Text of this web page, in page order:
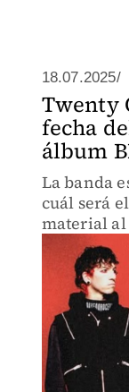
18.07.2025/
Twenty
fecha
álbum
La banda
cuál será
material